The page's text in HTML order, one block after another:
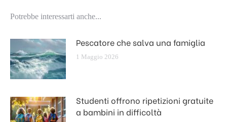
Potrebbe interessarti anche...
Pescatore che salva una famiglia
1 Maggio 2026
Studenti offrono ripetizioni gratuite
a bambini in difficoltà